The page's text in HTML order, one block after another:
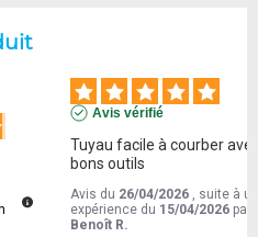
Avis vérifié
Tuyau facile à courber
bons outils
Avis du 26/04/2026 , suite à
expérience du 15/04/2026 par
Benoît R.